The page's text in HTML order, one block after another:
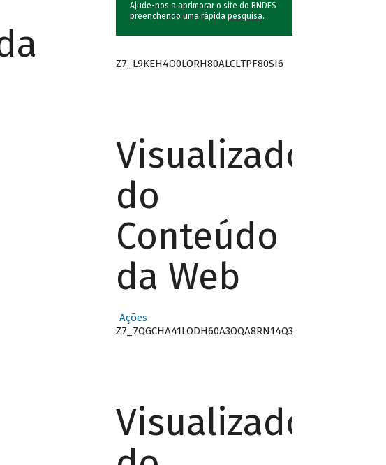
Ajude-nos a aprimorar o site do BNDES
preenchendo uma rápida pesquisa.
Z7_L9KEH4O0LORH80ALCLTPF80SI6
Visualizador
do
Conteúdo
da Web
Ações
Z7_7QGCHA41LODH60A3OQA8RN14Q3
Visualizador